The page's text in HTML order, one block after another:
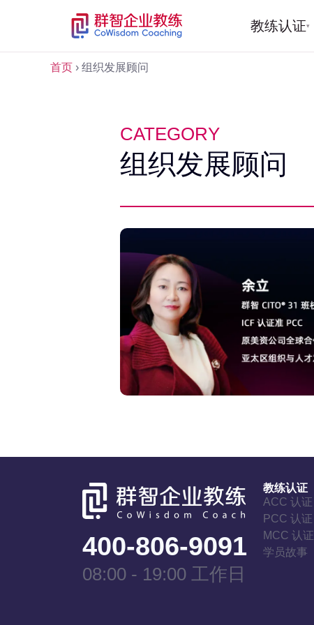
教练认证▾
首页 › 组织发展顾问
CATEGORY
组织发展顾问
400-806-9091
08:00 - 19:00 工作日
教练认证
ACC 认证
PCC 认证
MCC 认证
学员故事